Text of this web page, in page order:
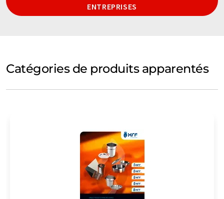
ENTREPRISES
Catégories de produits apparentés